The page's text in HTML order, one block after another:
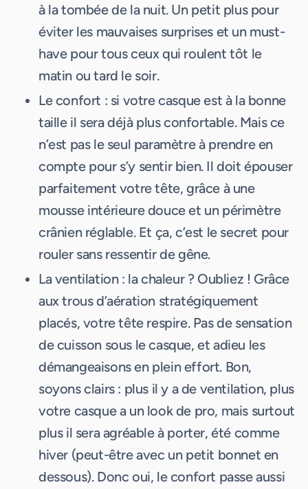
à la tombée de la nuit. Un petit plus pour
éviter les mauvaises surprises et un must-
have pour tous ceux qui roulent tôt le
matin ou tard le soir.
Le confort : si votre casque est à la bonne
taille il sera déjà plus confortable. Mais ce
n’est pas le seul paramètre à prendre en
compte pour s’y sentir bien. Il doit épouser
parfaitement votre tête, grâce à une
mousse intérieure douce et un périmètre
crânien réglable. Et ça, c’est le secret pour
rouler sans ressentir de gêne.
La ventilation : la chaleur ? Oubliez ! Grâce
aux trous d’aération stratégiquement
placés, votre tête respire. Pas de sensation
de cuisson sous le casque, et adieu les
démangeaisons en plein effort. Bon,
soyons clairs : plus il y a de ventilation, plus
votre casque a un look de pro, mais surtout
plus il sera agréable à porter, été comme
hiver (peut-être avec un petit bonnet en
dessous). Donc oui, le confort passe aussi